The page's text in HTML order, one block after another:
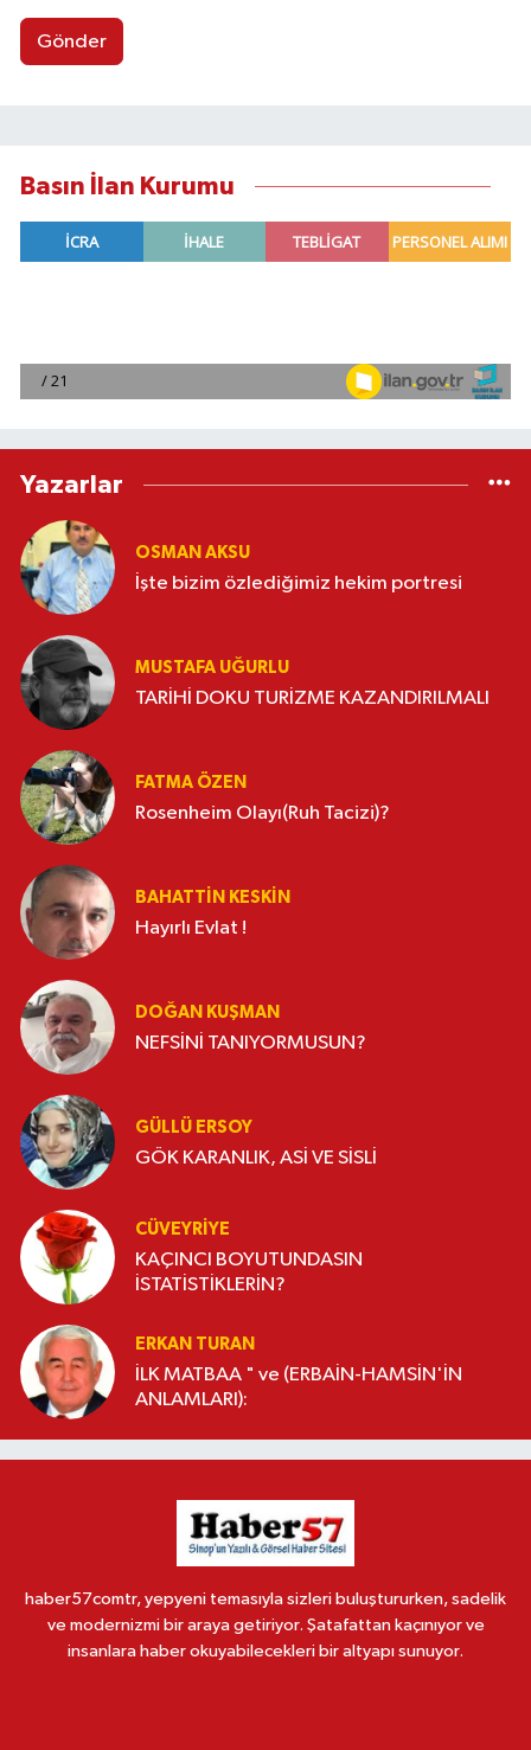
Gönder
Basın İlan Kurumu
Yazarlar
OSMAN AKSU
İşte bizim özlediğimiz hekim portresi
MUSTAFA UĞURLU
TARİHİ DOKU TURİZME KAZANDIRILMALI
FATMA ÖZEN
Rosenheim Olayı(Ruh Tacizi)?
BAHATTIN KESKİN
Hayırlı Evlat !
DOĞAN KUŞMAN
NEFSİNİ TANIYORMUSUN?
GÜLLÜ ERSOY
GÖK KARANLIK, ASİ VE SİSLİ
CÜVEYRIYE
KAÇINCI BOYUTUNDASIN
İSTATİSTİKLERİN?
ERKAN TURAN
İLK MATBAA " ve (ERBAİN-HAMSİN'İN
ANLAMLARI):
haber57comtr, yepyeni temasıyla sizleri buluştururken, sadelik
ve modernizmi bir araya getiriyor. Şatafattan kaçınıyor ve
insanlara haber okuyabilecekleri bir altyapı sunuyor.